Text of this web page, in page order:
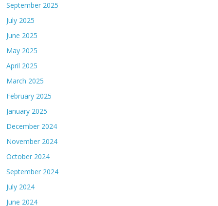
September 2025
July 2025
June 2025
May 2025
April 2025
March 2025
February 2025
January 2025
December 2024
November 2024
October 2024
September 2024
July 2024
June 2024